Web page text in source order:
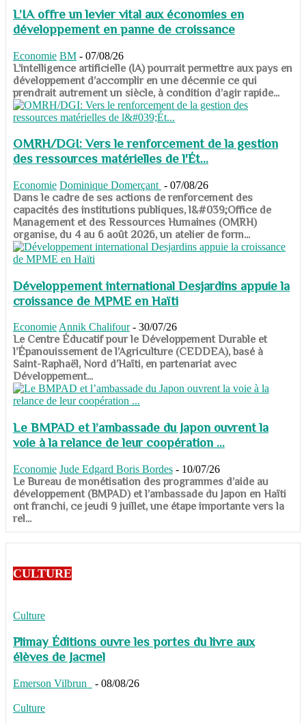
L’IA offre un levier vital aux économies en
développement en panne de croissance
Economie BM - 07/08/26
​​​​​​​L’intelligence artificielle (IA) pourrait permettre aux pays en
développement d’accomplir en une décennie ce qui
prendrait autrement un siècle, à condition d’agir rapide...
OMRH/DGI: Vers le renforcement de la gestion
des ressources matérielles de l'Ét...
Economie Dominique Domerçant - 07/08/26
Dans le cadre de ses actions de renforcement des
capacités des institutions publiques, l&#039;Office de
Management et des Ressources Humaines (OMRH)
organise, du 4 au 6 août 2026, un atelier de form...
Développement international Desjardins appuie la
croissance de MPME en Haïti
Economie Annik Chalifour - 30/07/26
​​​​​​​Le Centre Éducatif pour le Développement Durable et
l’Épanouissement de l’Agriculture (CEDDEA), basé à
Saint-Raphaël, Nord d’Haïti, en partenariat avec
Développement...
Le BMPAD et l’ambassade du Japon ouvrent la
voie à la relance de leur coopération ...
Economie Jude Edgard Boris Bordes - 10/07/26
​​​​​​​Le Bureau de monétisation des programmes d’aide au
développement (BMPAD) et l’ambassade du Japon en Haïti
ont franchi, ce jeudi 9 juillet, une étape importante vers la
rel...
CULTURE
Culture
Plimay Éditions ouvre les portes du livre aux
élèves de Jacmel
Emerson Vilbrun - 08/08/26
Culture